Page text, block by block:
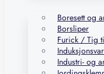
Boresett og
Borsliper
Furick / Tig
Industri- og